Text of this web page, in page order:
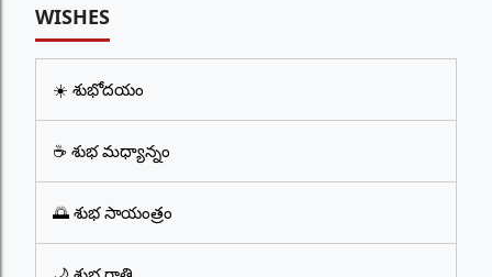
WISHES
☀️ శుభోదయం
☕ శుభ మధ్యాన్నం
🌅 శుభ సాయంత్రం